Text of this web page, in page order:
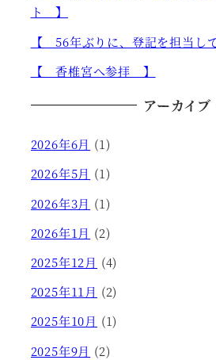
ト 】
【 56年ぶりに、登記を担当し
【 香椎宮へ参拝 】
アーカイブ
2026年6月 (1)
2026年5月 (1)
2026年3月 (1)
2026年1月 (2)
2025年12月 (4)
2025年11月 (2)
2025年10月 (1)
2025年9月 (2)